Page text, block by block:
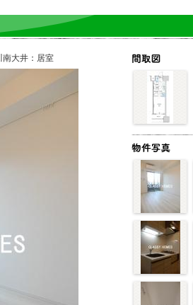
賃貸管理・御茶ノ水 営業時間：10:00～17:00
大井：居室